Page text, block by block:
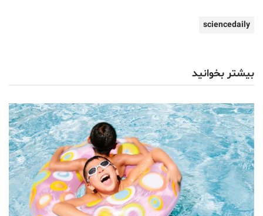
sciencedaily
بیشتر بخوانید